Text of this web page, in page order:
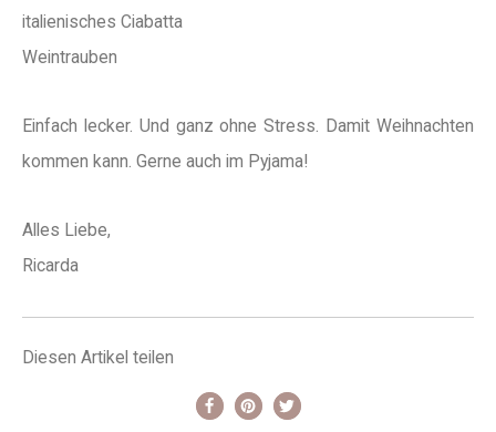
italienisches Ciabatta
Weintrauben
Einfach lecker. Und ganz ohne Stress. Damit Weihnachten
kommen kann. Gerne auch im Pyjama!
Alles Liebe,
Ricarda
Diesen Artikel teilen